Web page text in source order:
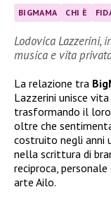
BIGMAMA CHI È
Lodovica Lazzerini,
musica e vita
La relazione tra
Lazzerini unisce
trasformando il
oltre che
costruito negli anni
nella scrittura di
reciproca,
arte Ailo.